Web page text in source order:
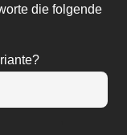
die folgende